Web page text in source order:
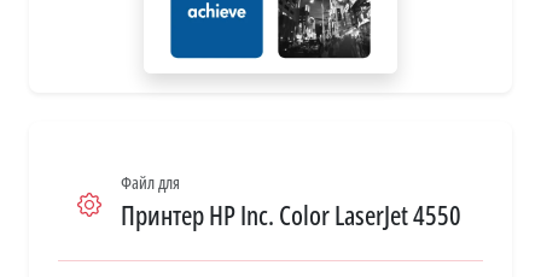
Файл для
Принтер HP Inc. Color LaserJet 4550